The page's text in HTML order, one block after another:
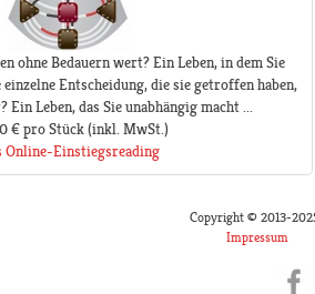
ohne Bedauern wert? Ein Leben, in dem Sie
Entscheidung, die sie getroffen haben,
Leben, das Sie unabhängig macht ...
€pro Stück(inkl. MwSt.)
Online-Einstiegsreading
Copyright © 2013-
Impressum